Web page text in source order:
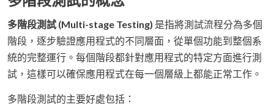
多階段測試 (Multi-stage Testing) 是指將測試流程分為多個
階段，逐步驗證應用程式的不同層面，從單個功能到整個系
統的完整運行。每個階段都針對應用程式的特定方面進行測
試，這樣可以確保應用程式在每一個層級上都能正常工作。
多階段測試的主要好處包括：